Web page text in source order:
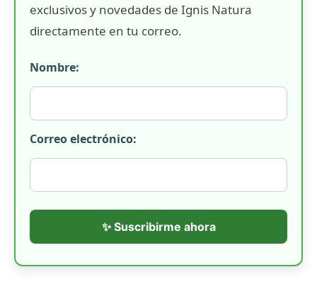
exclusivos y novedades de Ignis Natura
directamente en tu correo.
Nombre:
Correo electrónico:
✨ Suscribirme ahora